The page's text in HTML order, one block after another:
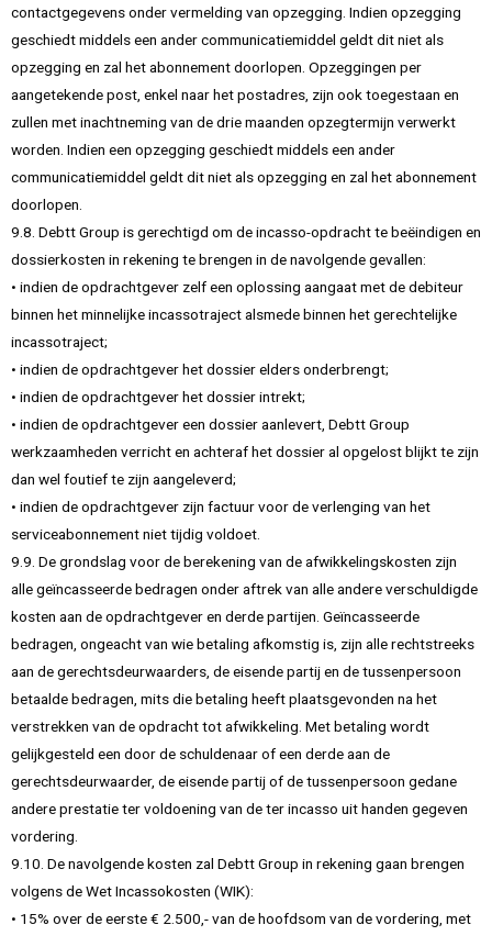
contactgegevens onder vermelding van opzegging. Indien opzegging
geschiedt middels een ander communicatiemiddel geldt dit niet als
opzegging en zal het abonnement doorlopen. Opzeggingen per
aangetekende post, enkel naar het postadres, zijn ook toegestaan en
zullen met inachtneming van de drie maanden opzegtermijn verwerkt
worden. Indien een opzegging geschiedt middels een ander
communicatiemiddel geldt dit niet als opzegging en zal het abonnement
doorlopen.
9.8. Debtt Group is gerechtigd om de incasso-opdracht te beëindigen en
dossierkosten in rekening te brengen in de navolgende gevallen:
• indien de opdrachtgever zelf een oplossing aangaat met de debiteur
binnen het minnelijke incassotraject alsmede binnen het gerechtelijke
incassotraject;
• indien de opdrachtgever het dossier elders onderbrengt;
• indien de opdrachtgever het dossier intrekt;
• indien de opdrachtgever een dossier aanlevert, Debtt Group
werkzaamheden verricht en achteraf het dossier al opgelost blijkt te zijn
dan wel foutief te zijn aangeleverd;
• indien de opdrachtgever zijn factuur voor de verlenging van het
serviceabonnement niet tijdig voldoet.
9.9. De grondslag voor de berekening van de afwikkelingskosten zijn
alle geïncasseerde bedragen onder aftrek van alle andere verschuldigde
kosten aan de opdrachtgever en derde partijen. Geïncasseerde
bedragen, ongeacht van wie betaling afkomstig is, zijn alle rechtstreeks
aan de gerechtsdeurwaarders, de eisende partij en de tussenpersoon
betaalde bedragen, mits die betaling heeft plaatsgevonden na het
verstrekken van de opdracht tot afwikkeling. Met betaling wordt
gelijkgesteld een door de schuldenaar of een derde aan de
gerechtsdeurwaarder, de eisende partij of de tussenpersoon gedane
andere prestatie ter voldoening van de ter incasso uit handen gegeven
vordering.
9.10. De navolgende kosten zal Debtt Group in rekening gaan brengen
volgens de Wet Incassokosten (WIK):
• 15% over de eerste € 2.500,- van de hoofdsom van de vordering, met